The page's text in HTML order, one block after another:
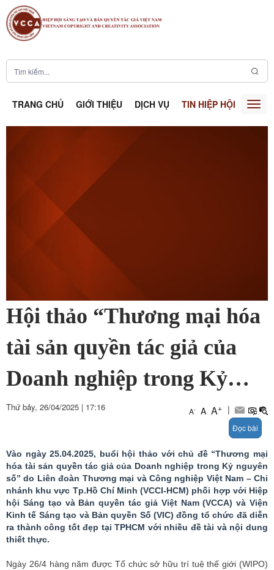
TRANG CHỦ GIỚI THIỆU DỊCH VỤ TIN HIỆP HỘI
Hội thảo “Thương mại hóa
tài sản quyền tác giả của
Doanh nghiệp trong Kỷ
nguyên số” diễn ra tại
Thành phố Hồ Chí Minh
Thứ bảy, 26/04/2025 | 17:16 A- A A+ |
Đọc bài
Vào ngày 25.04.2025, buổi hội thảo với chủ đề “Thương mại
hóa tài sản quyền tác giả của Doanh nghiệp trong Kỷ nguyên
số” do Liên đoàn Thương mại và Công nghiệp Việt Nam – Chi
nhánh khu vực Tp.Hồ Chí Minh (VCCI-HCM) phối hợp với Hiệp
hội Sáng tạo và Bản quyền tác giả Việt Nam (VCCA) và Viện
Kinh tế Sáng tạo và Bản quyền Số (VIC) đồng tổ chức đã diễn
ra thành công tốt đẹp tại TPHCM với nhiều đề tài và nội dung
thiết thực.
Ngày 26/4 hàng năm được Tổ chức sở hữu trí tuệ thế giới (WIPO)